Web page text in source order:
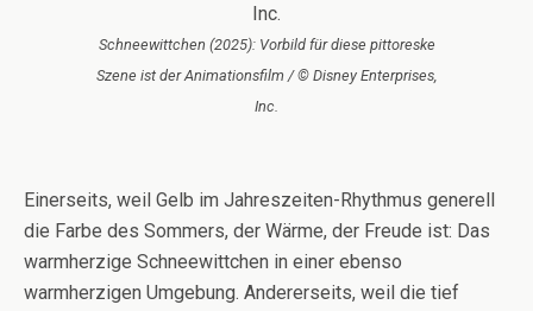
Schneewittchen (2025): Vorbild für diese pittoreske
Szene ist der Animationsfilm / © Disney Enterprises,
Inc.
Einerseits, weil Gelb im Jahreszeiten-Rhythmus generell
die Farbe des Sommers, der Wärme, der Freude ist: Das
warmherzige Schneewittchen in einer ebenso
warmherzigen Umgebung. Andererseits, weil die tief